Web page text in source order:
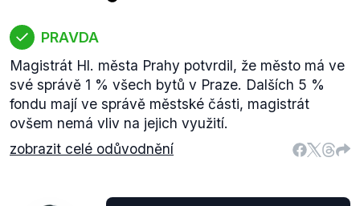
PRAVDA
Magistrát Hl. města Prahy potvrdil, že město má ve
své správě 1 % všech bytů v Praze. Dalších 5 %
fondu mají ve správě městské části, magistrát
ovšem nemá vliv na jejich využití.
zobrazit celé odůvodnění